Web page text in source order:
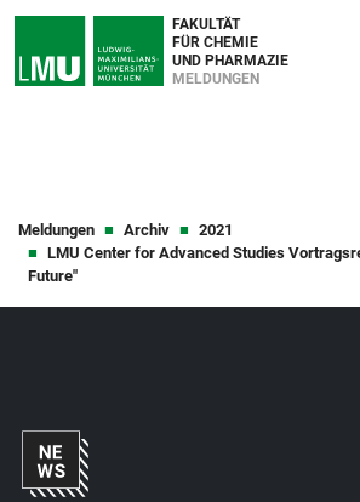
FAKULTÄT
FÜR CHEMIE
UND PHARMAZIE
MELDUNGEN
Meldungen Archiv
2021
LMU Center for Advanced Studies
Future"